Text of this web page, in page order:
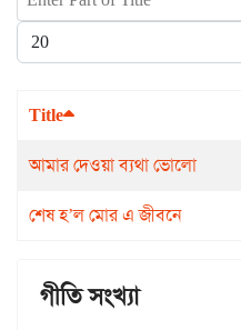
Display #
Title
আমার দেওয়া ব্যথা ভোলো
শেষ হ’ল মোর এ জীবনে
গীতি সংখ্যা